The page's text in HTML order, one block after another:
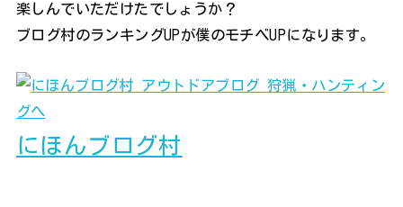
楽しんでいただけたでしょうか？
ブログ村のランキングUPが僕のモチベUPになります。
にほんブログ村